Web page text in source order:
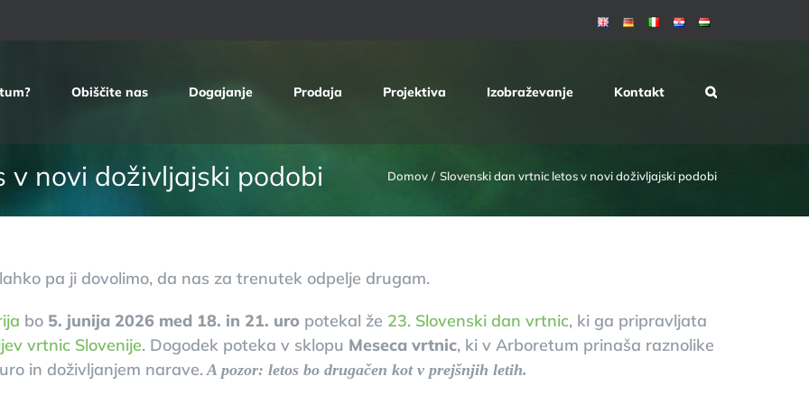
Obiščite nas Dogajanje Prodaja Projektiva Izobraževanje Kontakt
novi doživljajski podobi Domov Slovenski dan vrtnic letos v novi doživljajski podobi
pa ji dovolimo, da nas za trenutek odpelje drugam.
bo5. junija 2026 med 18. in 21. uro potekal že 23. Slovenski dan vrtnic, ki ga pripravljata
vrtnic Slovenije. Dogodek poteka v sklopu Meseca vrtnic, ki v Arboretum prinaša raznolike
in doživljanjem narave.A pozor: letos bo drugačen kot v prejšnjih letih.